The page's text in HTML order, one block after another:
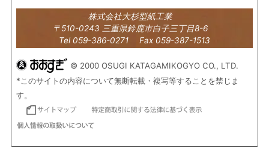
株式会社大杉型紙工業
〒510-0243 三重県鈴鹿市白子三丁目8-6
Tel 059-386-0271 Fax 059-387-1513
© 2000 OSUGI KATAGAMIKOGYO CO., LTD.
*このサイトの内容について無断転載・複写等することを禁じま
す。